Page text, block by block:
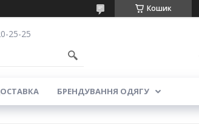
Кошик
25-25
БРЕНДУВАННЯ ОДЯГУ